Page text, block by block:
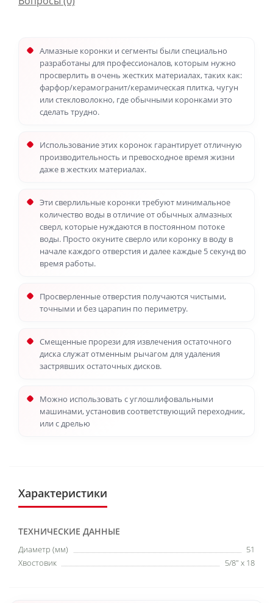
Алмазные коронки и сегменты были специально
разработаны для профессионалов, которым нужно
просверлить в очень жестких материалах, таких как:
фарфор/керамогранит/керамическая плитка, чугун
или стекловолокно, где обычными коронками это
сделать трудно.
Использование этих коронок гарантирует отличную
производительность и превосходное время жизни
даже в жестких материалах.
Эти сверлильные коронки требуют минимальное
количество воды в отличие от обычных алмазных
сверл, которые нуждаются в постоянном потоке
воды. Просто окуните сверло или коронку в воду в
начале каждого отверстия и далее каждые 5 секунд во
время работы.
Просверленные отверстия получаются чистыми,
точными и без царапин по периметру.
Смещенные прорези для извлечения остаточного
диска служат отменным рычагом для удаления
застрявших остаточных дисков.
Можно использовать с углошлифовальными
машинами, установив соответствующий переходник,
или с дрелью
Характеристики
ТЕХНИЧЕСКИЕ ДАННЫЕ
Диаметр (мм)
51
Хвостовик
5/8" x 18